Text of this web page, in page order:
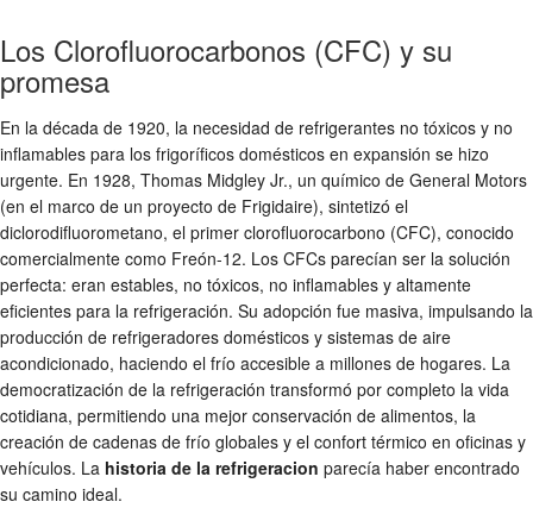
Los Clorofluorocarbonos (CFC) y su
promesa
En la década de 1920, la necesidad de refrigerantes no tóxicos y no
inflamables para los frigoríficos domésticos en expansión se hizo
urgente. En 1928, Thomas Midgley Jr., un químico de General Motors
(en el marco de un proyecto de Frigidaire), sintetizó el
diclorodifluorometano, el primer clorofluorocarbono (CFC), conocido
comercialmente como Freón-12. Los CFCs parecían ser la solución
perfecta: eran estables, no tóxicos, no inflamables y altamente
eficientes para la refrigeración. Su adopción fue masiva, impulsando la
producción de refrigeradores domésticos y sistemas de aire
acondicionado, haciendo el frío accesible a millones de hogares. La
democratización de la refrigeración transformó por completo la vida
cotidiana, permitiendo una mejor conservación de alimentos, la
creación de cadenas de frío globales y el confort térmico en oficinas y
vehículos. La historia de la refrigeracion parecía haber encontrado
su camino ideal.